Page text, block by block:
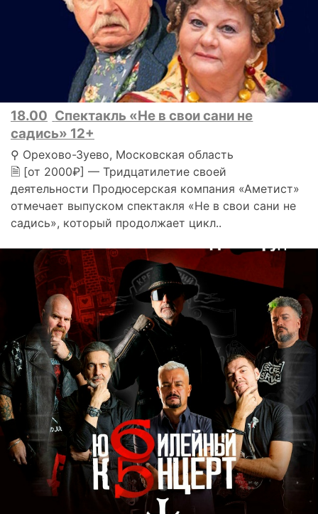
18.00 Спектакль «Не в свои сани не
садись» 12+
⚲ Орехово-Зуево, Московская область
🗎 [от 2000₽] — Тридцатилетие своей
деятельности Продюсерская компания «Аметист»
отмечает выпуском спектакля «Не в свои сани не
садись», который продолжает цикл..